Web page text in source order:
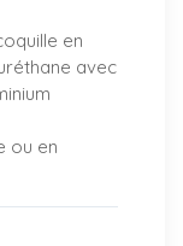
en
avec
ou en